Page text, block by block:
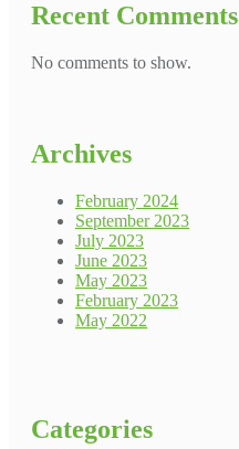
Recent Comments
No comments to show.
Archives
February 2024
September 2023
July 2023
June 2023
May 2023
February 2023
May 2022
Categories